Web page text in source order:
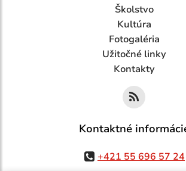
Školstvo
Kultúra
Fotogaléria
Užitočné linky
Kontakty
Kontaktné
+421 55 696 57 24